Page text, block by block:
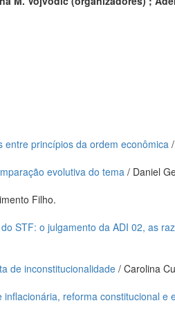
entre princípios da ordem econômica
evolutiva do tema / Daniel
Filho.
STF: o julgamento da ADI 02, as
de inconstitucionalidade / Carolina
reforma constitucional e